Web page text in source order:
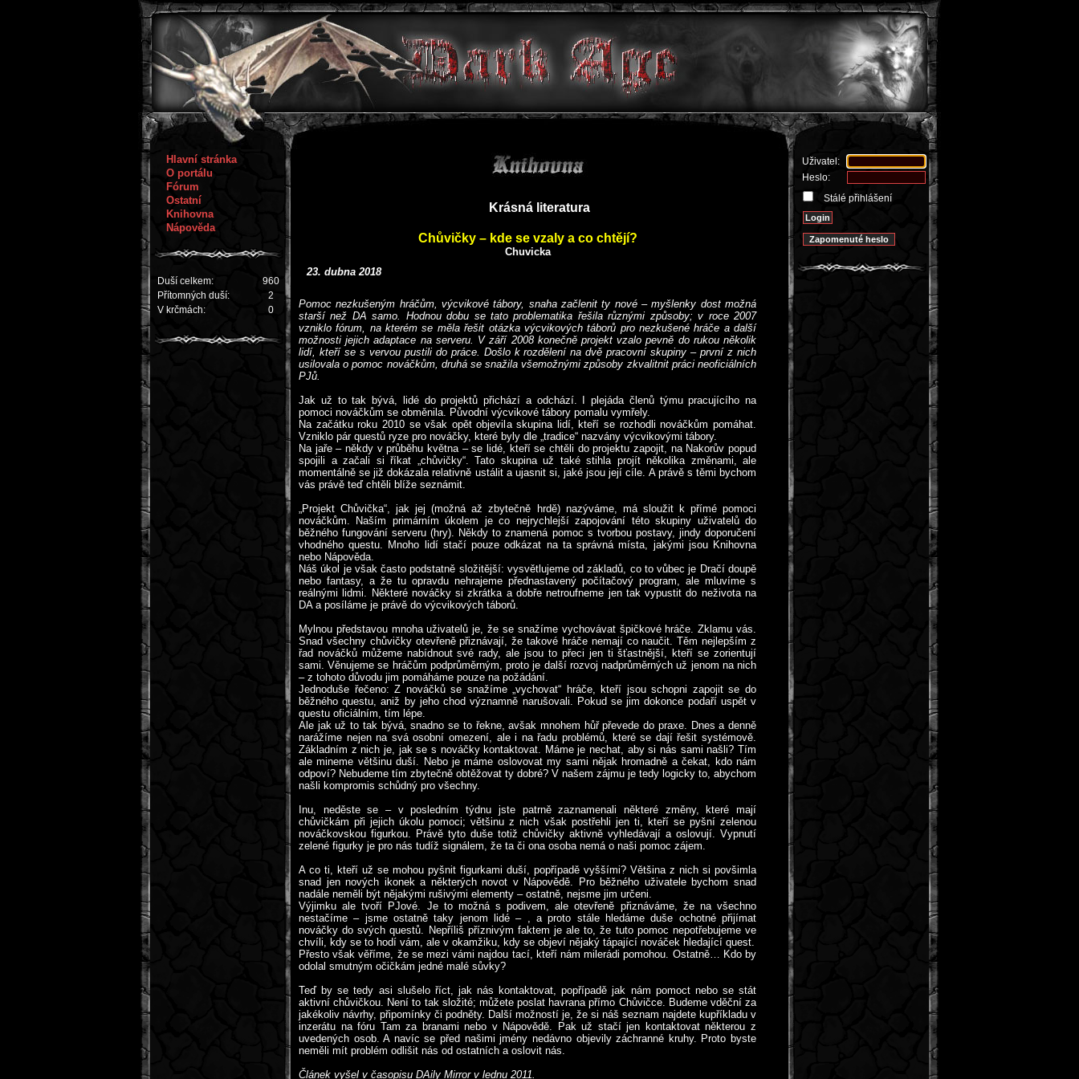
Hlavní stránka
O portálu
Fórum
Ostatní
Knihovna
Nápověda
Duší celkem:
960
Přítomných duší:
2
V krčmách:
0
Krásná literatura
Chůvičky – kde se vzaly a co chtějí?
Chuvicka
23. dubna 2018
Pomoc nezkušeným hráčům, výcvikové tábory, snaha začlenit ty nové – myšlenky dost možná
starší než DA samo. Hodnou dobu se tato problematika řešila různými způsoby; v roce 2007
vzniklo fórum, na kterém se měla řešit otázka výcvikových táborů pro nezkušené hráče a další
možnosti jejich adaptace na serveru. V září 2008 konečně projekt vzalo pevně do rukou několik
lidí, kteří se s vervou pustili do práce. Došlo k rozdělení na dvě pracovní skupiny – první z nich
usilovala o pomoc nováčkům, druhá se snažila všemožnými způsoby zkvalitnit práci neoficiálních
PJů.
Jak už to tak bývá, lidé do projektů přichází a odchází. I plejáda členů týmu pracujícího na
pomoci nováčkům se obměnila. Původní výcvikové tábory pomalu vymřely.
Na začátku roku 2010 se však opět objevila skupina lidí, kteří se rozhodli nováčkům pomáhat.
Vzniklo pár questů ryze pro nováčky, které byly dle „tradice“ nazvány výcvikovými tábory.
Na jaře – někdy v průběhu května – se lidé, kteří se chtěli do projektu zapojit, na Nakorův popud
spojili a začali si říkat „chůvičky“. Tato skupina už také stihla projít několika změnami, ale
momentálně se již dokázala relativně ustálit a ujasnit si, jaké jsou její cíle. A právě s těmi bychom
vás právě teď chtěli blíže seznámit.
„Projekt Chůvička“, jak jej (možná až zbytečně hrdě) nazýváme, má sloužit k přímé pomoci
nováčkům. Naším primárním úkolem je co nejrychlejší zapojování této skupiny uživatelů do
běžného fungování serveru (hry). Někdy to znamená pomoc s tvorbou postavy, jindy doporučení
vhodného questu. Mnoho lidí stačí pouze odkázat na ta správná místa, jakými jsou Knihovna
nebo Nápověda.
Náš úkol je však často podstatně složitější: vysvětlujeme od základů, co to vůbec je Dračí doupě
nebo fantasy, a že tu opravdu nehrajeme přednastavený počítačový program, ale mluvíme s
reálnými lidmi. Některé nováčky si zkrátka a dobře netroufneme jen tak vypustit do neživota na
DA a posíláme je právě do výcvikových táborů.
Mylnou představou mnoha uživatelů je, že se snažíme vychovávat špičkové hráče. Zklamu vás.
Snad všechny chůvičky otevřeně přiznávají, že takové hráče nemají co naučit. Těm nejlepším z
řad nováčků můžeme nabídnout své rady, ale jsou to přeci jen ti šťastnější, kteří se zorientují
sami. Věnujeme se hráčům podprůměrným, proto je další rozvoj nadprůměrných už jenom na nich
– z tohoto důvodu jim pomáháme pouze na požádání.
Jednoduše řečeno: Z nováčků se snažíme „vychovat“ hráče, kteří jsou schopni zapojit se do
běžného questu, aniž by jeho chod významně narušovali. Pokud se jim dokonce podaří uspět v
questu oficiálním, tím lépe.
Ale jak už to tak bývá, snadno se to řekne, avšak mnohem hůř převede do praxe. Dnes a denně
narážíme nejen na svá osobní omezení, ale i na řadu problémů, které se dají řešit systémově.
Základním z nich je, jak se s nováčky kontaktovat. Máme je nechat, aby si nás sami našli? Tím
ale mineme většinu duší. Nebo je máme oslovovat my sami nějak hromadně a čekat, kdo nám
odpoví? Nebudeme tím zbytečně obtěžovat ty dobré? V našem zájmu je tedy logicky to, abychom
našli kompromis schůdný pro všechny.
Inu, neděste se – v posledním týdnu jste patrně zaznamenali některé změny, které mají
chůvičkám při jejich úkolu pomoci; většinu z nich však postřehli jen ti, kteří se pyšní zelenou
nováčkovskou figurkou. Právě tyto duše totiž chůvičky aktivně vyhledávají a oslovují. Vypnutí
zelené figurky je pro nás tudíž signálem, že ta či ona osoba nemá o naši pomoc zájem.
A co ti, kteří už se mohou pyšnit figurkami duší, popřípadě vyššími? Většina z nich si povšimla
snad jen nových ikonek a některých novot v Nápovědě. Pro běžného uživatele bychom snad
nadále neměli být nějakými rušivými elementy – ostatně, nejsme jim určeni.
Výjimku ale tvoří PJové. Je to možná s podivem, ale otevřeně přiznáváme, že na všechno
nestačíme – jsme ostatně taky jenom lidé – , a proto stále hledáme duše ochotné přijímat
nováčky do svých questů. Nepříliš příznivým faktem je ale to, že tuto pomoc nepotřebujeme ve
chvíli, kdy se to hodí vám, ale v okamžiku, kdy se objeví nějaký tápající nováček hledající quest.
Přesto však věříme, že se mezi vámi najdou tací, kteří nám milerádi pomohou. Ostatně… Kdo by
odolal smutným očičkám jedné malé sůvky?
Teď by se tedy asi slušelo říct, jak nás kontaktovat, popřípadě jak nám pomoct nebo se stát
aktivní chůvičkou. Není to tak složité; můžete poslat havrana přímo Chůvičce. Budeme vděční za
jakékoliv návrhy, připomínky či podněty. Další možností je, že si náš seznam najdete kupříkladu v
inzerátu na fóru Tam za branami nebo v Nápovědě. Pak už stačí jen kontaktovat některou z
uvedených osob. A navíc se před našimi jmény nedávno objevily záchranné kruhy. Proto byste
neměli mít problém odlišit nás od ostatních a oslovit nás.
Článek vyšel v časopisu DAily Mirror v lednu 2011.
Uživatel:
Heslo:
Stálé přihlášení